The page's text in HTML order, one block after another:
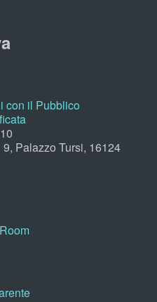
con il Pubblico
Palazzo Tursi, 16124